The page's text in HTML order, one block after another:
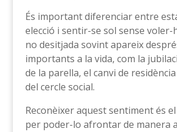
És important diferenciar entre
elecció i sentir-se sol sense voler-
no desitjada sovint apareix
importants a la vida, com la
de la parella, el canvi de
del cercle social.
Reconèixer aquest sentiment és
per poder-lo afrontar de manera